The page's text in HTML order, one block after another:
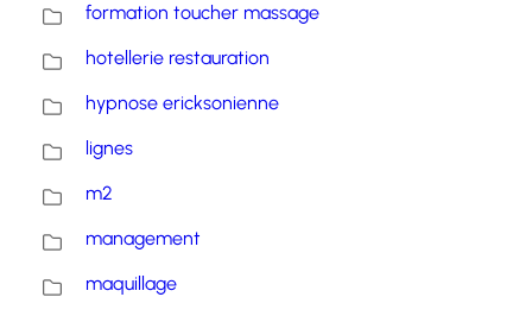
formation toucher massage
hotellerie restauration
hypnose ericksonienne
lignes
m2
management
maquillage